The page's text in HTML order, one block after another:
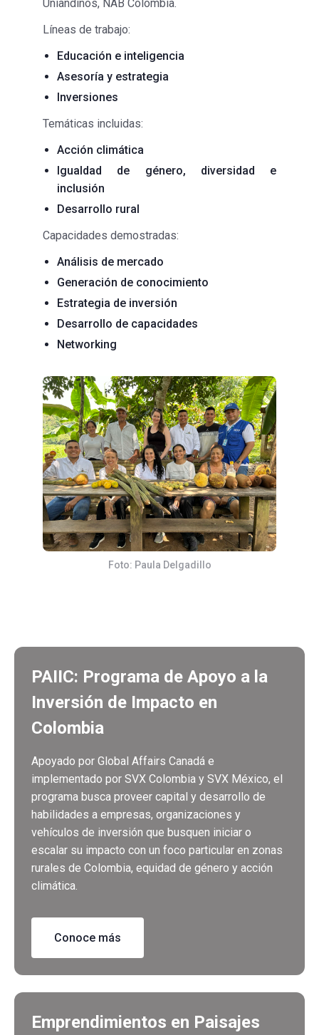
Uniandinos, NAB Colombia.
Líneas de trabajo:
Educación e inteligencia
Asesoría y estrategia
Inversiones
Temáticas incluidas:
Acción climática
Igualdad de género, diversidad e
inclusión
Desarrollo rural
Capacidades demostradas:
Análisis de mercado
Generación de conocimiento
Estrategia de inversión
Desarrollo de capacidades
Networking
Foto: Paula Delgadillo
PAIIC: Programa de Apoyo a la
Inversión de Impacto en
Colombia
Apoyado por Global Affairs Canadá e
implementado por SVX Colombia y SVX México, el
programa busca proveer capital y desarrollo de
habilidades a empresas, organizaciones y
vehículos de inversión que busquen iniciar o
escalar su impacto con un foco particular en zonas
rurales de Colombia, equidad de género y acción
climática.
Conoce más
Emprendimientos en Paisajes